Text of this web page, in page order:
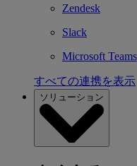
Zendesk
Slack
Microsoft Teams
すべての連携を表示
ソリューション